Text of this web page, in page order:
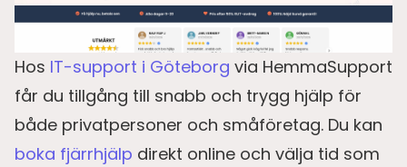
Hos IT-support i Göteborg via HemmaSupport
får du tillgång till snabb och trygg hjälp för
både privatpersoner och småföretag. Du kan
boka fjärrhjälp direkt online och välja tid som